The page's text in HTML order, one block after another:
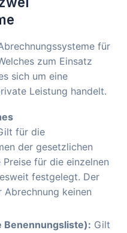
für
zum Einsatz
sich um eine
Leistung handelt.
für die
der gesetzlichen
für die einzelnen
festgelegt. Der
keinen
Benennungsliste): Gilt